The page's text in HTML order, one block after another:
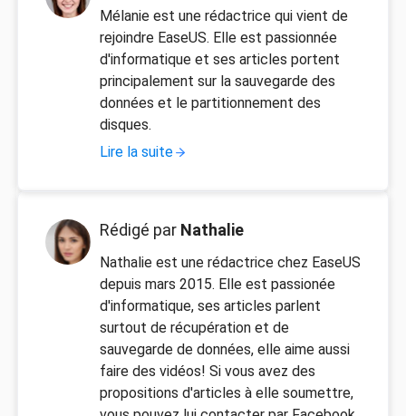
Mélanie est une rédactrice qui vient de
rejoindre EaseUS. Elle est passionnée
d'informatique et ses articles portent
principalement sur la sauvegarde des
données et le partitionnement des
disques.
Lire la suite
Rédigé par Nathalie
Nathalie est une rédactrice chez EaseUS
depuis mars 2015. Elle est passionée
d'informatique, ses articles parlent
surtout de récupération et de
sauvegarde de données, elle aime aussi
faire des vidéos! Si vous avez des
propositions d'articles à elle soumettre,